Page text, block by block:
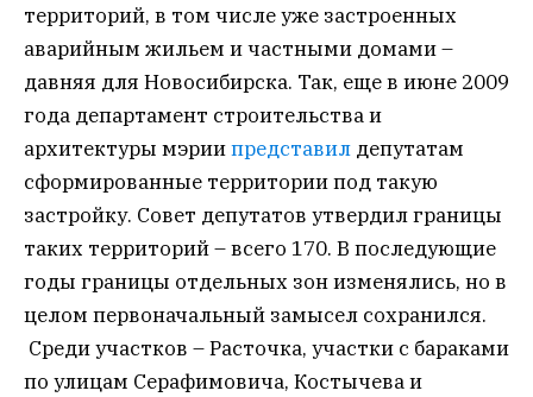
территорий, в том числе уже застроенных
аварийным жильем и частными домами –
давняя для Новосибирска. Так, еще в июне 2009
года департамент строительства и
архитектуры мэриипредставил депутатам
сформированные территории под такую
застройку. Совет депутатов утвердил границы
таких территорий – всего 170. В последующие
годы границы отдельных зон изменялись, но в
целом первоначальный замысел сохранился.
Среди участков – Расточка, участки с бараками
по улицам Серафимовича, Костычева и